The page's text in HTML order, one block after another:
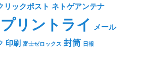
リックポスト ネトゲアンテナ
プリントライ メール
印刷 富士ゼロックス 封筒 日報